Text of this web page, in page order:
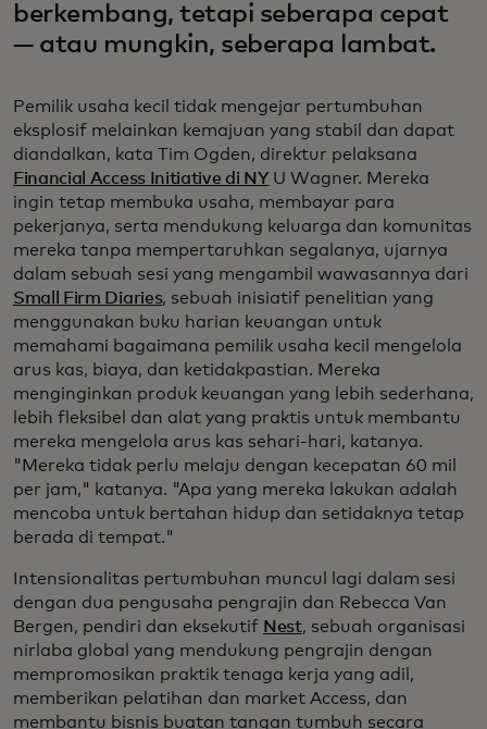
berkembang, tetapi seberapa cepat
— atau mungkin, seberapa lambat.
Pemilik usaha kecil tidak mengejar pertumbuhan
eksplosif melainkan kemajuan yang stabil dan dapat
diandalkan, kata Tim Ogden, direktur pelaksana
Financial Access Initiative di NYU Wagner. Mereka
ingin tetap membuka usaha, membayar para
pekerjanya, serta mendukung keluarga dan komunitas
mereka tanpa mempertaruhkan segalanya, ujarnya
dalam sebuah sesi yang mengambil wawasannya dari
Small Firm Diaries, sebuah inisiatif penelitian yang
menggunakan buku harian keuangan untuk
memahami bagaimana pemilik usaha kecil mengelola
arus kas, biaya, dan ketidakpastian. Mereka
menginginkan produk keuangan yang lebih sederhana,
lebih fleksibel dan alat yang praktis untuk membantu
mereka mengelola arus kas sehari-hari, katanya.
"Mereka tidak perlu melaju dengan kecepatan 60 mil
per jam," katanya. "Apa yang mereka lakukan adalah
mencoba untuk bertahan hidup dan setidaknya tetap
berada di tempat."
Intensionalitas pertumbuhan muncul lagi dalam sesi
dengan dua pengusaha pengrajin dan Rebecca Van
Bergen, pendiri dan eksekutif Nest, sebuah organisasi
nirlaba global yang mendukung pengrajin dengan
mempromosikan praktik tenaga kerja yang adil,
memberikan pelatihan dan market Access, dan
membantu bisnis buatan tangan tumbuh secara